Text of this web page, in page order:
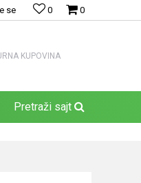
0
0
se
KUPOVINA
Pretraži sajt